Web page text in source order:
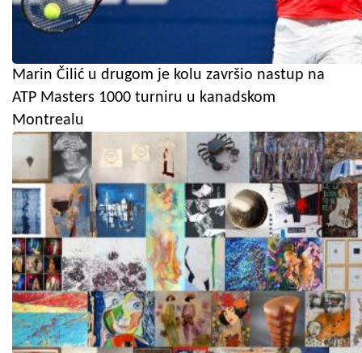
Marin Čilić u drugom je kolu završio nastup na
ATP Masters 1000 turniru u kanadskom
Montrealu